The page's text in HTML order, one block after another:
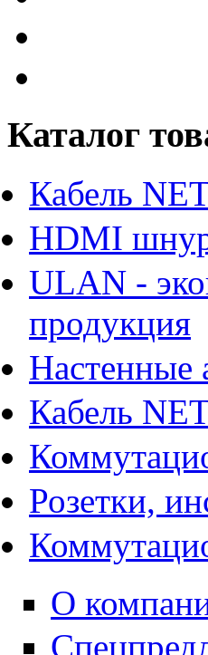
Каталог
Кабель
HDMI
ULAN -
продукция
Настенные
Кабель
Розетки,
О